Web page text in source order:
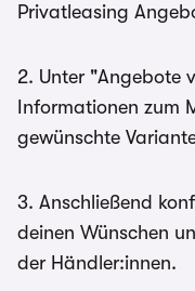
Privatleasing
2. Unter "Angebote
Informationen zum
gewünschte
3. Anschließend
deinen Wünschen
der Händler:innen.